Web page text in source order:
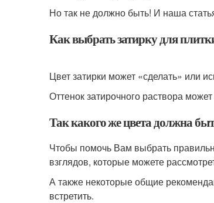
Но так не должно быть! И наша
Как выбрать затирку для
Цвет затирки может «сделать» или
Оттенок затирочного раствора
Так какого же цвета должна
Чтобы помочь Вам выбрать
взглядов, которые можете
А также некоторые общие
встретить.